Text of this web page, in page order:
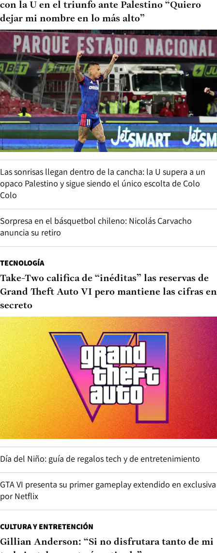
con la U en el triunfo ante Palestino “Quiero
dejar mi nombre en lo más alto”
Las sonrisas llegan dentro de la cancha: la U supera a un
opaco Palestino y sigue siendo el único escolta de Colo
Colo
Sorpresa en el básquetbol chileno: Nicolás Carvacho
anuncia su retiro
TECNOLOGÍA
Take-Two califica de “inéditas” las reservas de
Grand Theft Auto VI pero mantiene las cifras en
secreto
Día del Niño: guía de regalos tech y de entretenimiento
GTA VI presenta su primer gameplay extendido en exclusiva
por Netflix
CULTURA Y ENTRETENCIÓN
Gillian Anderson: “Si no disfrutara tanto de mi